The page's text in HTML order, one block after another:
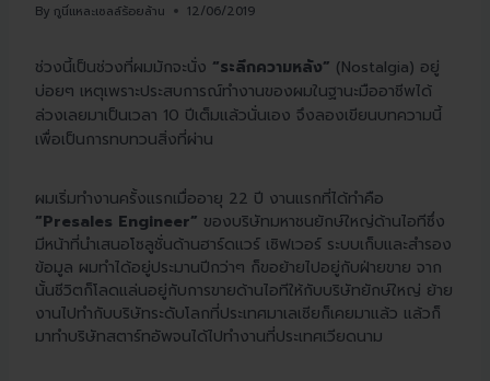
By กูนี่แหละเซลล์ร้อยล้าน 12/06/2019
ช่วงนี้เป็นช่วงที่ผมมักจะนั่ง “ระลึกความหลัง” (Nostalgia) อยู่
บ่อยๆ เหตุเพราะประสบการณ์ทำงานของผมในฐานะมืออาชีพได้
ล่วงเลยมาเป็นเวลา 10 ปีเต็มแล้วนั่นเอง จึงลองเขียนบทความนี้
เพื่อเป็นการทบทวนสิ่งที่ผ่าน
ผมเริ่มทำงานครั้งแรกเมื่ออายุ 22 ปี งานแรกที่ได้ทำคือ
“Presales Engineer” ของบริษัทมหาชนยักษ์ใหญ่ด้านไอทีซึ่ง
มีหน้าที่นำเสนอโซลูชั่นด้านฮาร์ดแวร์ เซิฟเวอร์ ระบบเก็บและสำรอง
ข้อมูล ผมทำได้อยู่ประมานปีกว่าๆ ก็ขอย้ายไปอยู่กับฝ่ายขาย จาก
นั้นชีวิตก็โลดแล่นอยู่กับการขายด้านไอทีให้กับบริษัทยักษ์ใหญ่ ย้าย
งานไปทำกับบริษัทระดับโลกที่ประเทศมาเลเซียก็เคยมาแล้ว แล้วก็
มาทำบริษัทสตาร์ทอัพจนได้ไปทำงานที่ประเทศเวียดนาม